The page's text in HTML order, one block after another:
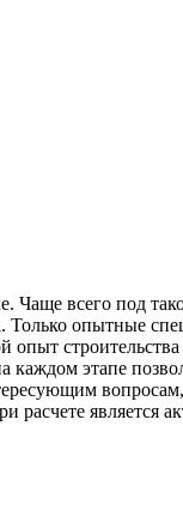
Чаще всего под
опытные
этапе
является